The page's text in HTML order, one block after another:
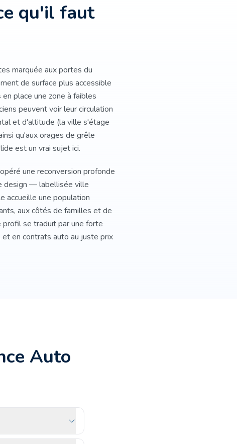
qu'il faut
marquée aux portes du
de surface plus accessible
place une zone à faibles
peuvent voir leur circulation
et d'altitude (la ville s'étage
qu'aux orages de grêle
est un vrai sujet ici.
une reconversion profonde
design — labellisée ville
accueille une population
aux côtés de familles et de
profil se traduit par une forte
en contrats auto au juste prix
Auto